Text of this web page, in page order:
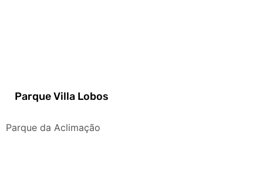
Parque Villa Lobos
Parque da Aclimação